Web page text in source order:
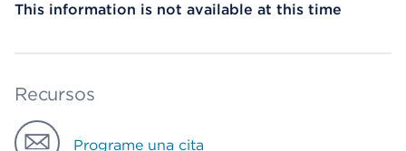
This information is not available at this time
Recursos
Programe una cita